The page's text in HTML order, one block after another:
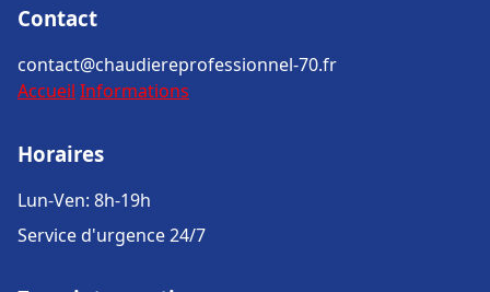
Contact
contact@chaudiereprofessionnel-70.fr
Accueil Informations
Horaires
Lun-Ven: 8h-19h
Service d'urgence 24/7